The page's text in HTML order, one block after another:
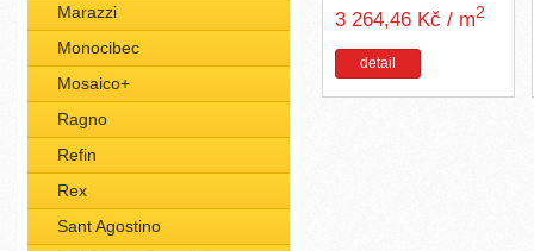
Marazzi
Monocibec
Mosaico+
Ragno
Refin
Rex
Sant Agostino
3 264,46 Kč / m2
detail